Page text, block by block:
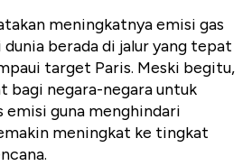
meningkatnya emisi gas
berada di jalur yang tepat
target Paris. Meski begitu,
bagi negara-negara untuk
emisi guna menghindari
meningkat ke tingkat